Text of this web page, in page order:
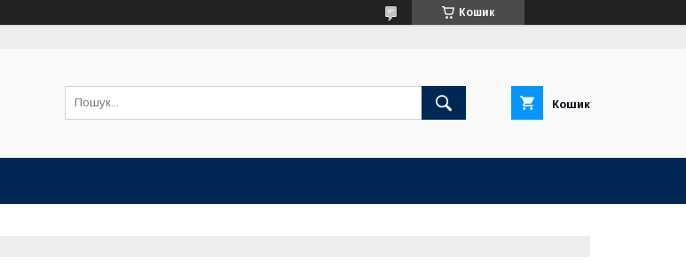
Кошик
Кошик